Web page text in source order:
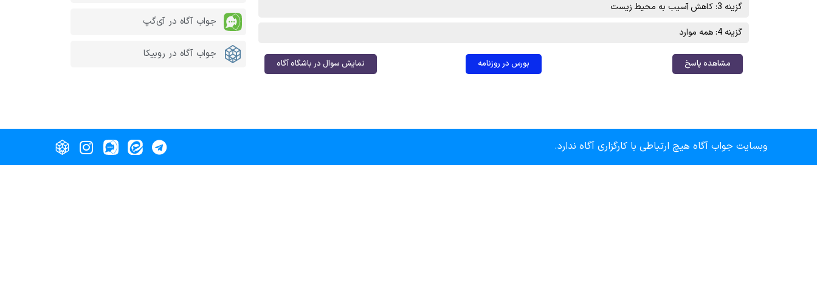
گزینه 3: کاهش آسیب به محیط زیست
گزینه 4: همه موارد
مشاهده پاسخ بورس در روزنامه نمایش سوال در باشگاه آگاه
جواب آگاه در آی‌گپ
جواب آگاه در روبیکا
وبسایت جواب آگاه هیچ ارتباطی با کارگزاری آگاه ندارد.